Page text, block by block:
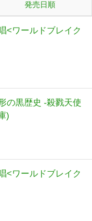
発売日順
<ワールドブレイク
の黒歴史 -殺戮天使
)
<ワールドブレイク